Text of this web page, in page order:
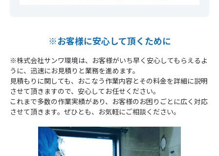
※お客様に安心して頂くために
※株式会社サンワ環境は、お客様がいち早く安心してもらえるよ
うに、迅速にお見積りと業務を進めます。
見積もりに関しても、おこなう作業内容とその料金を詳細に説明
させて頂きますので、安心してお任せください。
これまで多数の作業実績があり、お客様のお困りごとに広く対応
させて頂きます。ぜひとも、お気軽にご相談ください。